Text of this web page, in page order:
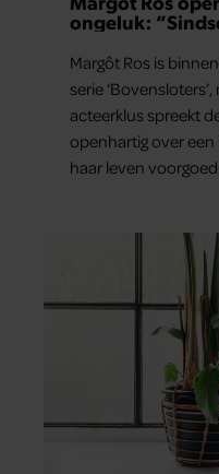
ongeluk:
Margôt Ros is
serie
acteerklus spreekt
openhartig over
haar leven
haar dwong anders
gezondheid te
anders in elkaar”, zegt